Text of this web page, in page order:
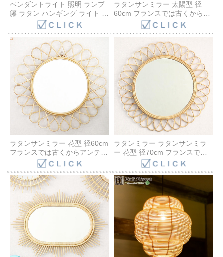
ペンダントライト 照明 ランプ
籐 ラタン ハンギング ライト シ
ェード 天井照明 リゾート バリ
雑貨 おしゃれ 和風 エスニック
ナチュラル ブリーズ サンフラ
ワーラタン P112NDS
ラタンサンミラー 太陽型 径
60cm フランスでは古くからア
ンティークとして愛用されてい
る籐製のおしゃれなウォールミ
ラー 軽量な壁掛け式鏡 母の日
プレゼント おすすめ
Q16306ME
ラタンサンミラー 花型 径60cm
フランスでは古くからアンティ
ークとして愛用されている籐製
のおしゃれなウォールミラー
軽量な壁掛け式鏡 母の日 プレ
ゼント おすすめ Q16353ND
ラタンミラー ラタンサンミラ
ー 花型 径70cm フランスでは
古くからアンティークとして愛
用されている籐製のおしゃれな
ウォールミラー 軽量な壁掛け
式鏡 Q17454ND